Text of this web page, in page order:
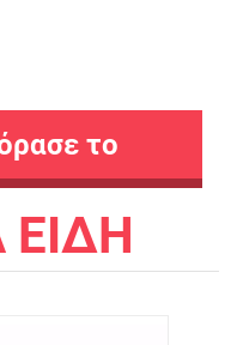
ΕΙΔΗ